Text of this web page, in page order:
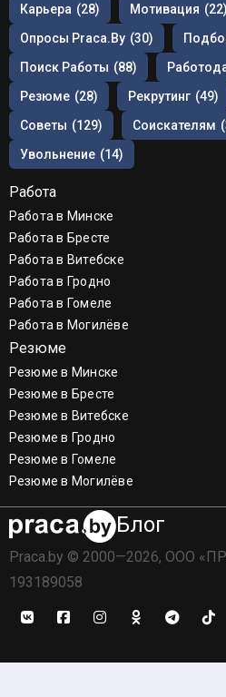
Карьера (28) Мотивация (22)
Опросы Praca.by (30)
Поиск Работы (88)
Резюме (28) Рекрутинг (49)
Советы (129) Соискателям
Увольнение (14)
Работа
Работа в Минске
Работа в Бресте
Работа в Витебске
Работа в Гродно
Работа в Гомеле
Работа в Могилёве
Резюме
Резюме в Минске
Резюме в Бресте
Резюме в Витебске
Резюме в Гродно
Резюме в Гомеле
Резюме в Могилёве
Блог
Praca.by © 2000—2026, ООО
193189058